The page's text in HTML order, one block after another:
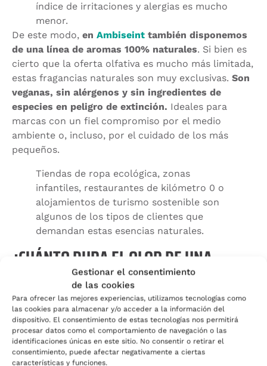
Gestionar el consentimiento
de las cookies
Para ofrecer las mejores experiencias, utilizamos tecnologías como
las cookies para almacenar y/o acceder a la información del
dispositivo. El consentimiento de estas tecnologías nos permitirá
procesar datos como el comportamiento de navegación o las
identificaciones únicas en este sitio. No consentir o retirar el
consentimiento, puede afectar negativamente a ciertas
características y funciones.
índice de irritaciones y alergias es mucho
menor.
De este modo, en Ambiseint también disponemos
de una línea de aromas 100% naturales. Si bien es
cierto que la oferta olfativa es mucho más limitada,
estas fragancias naturales son muy exclusivas. Son
veganas, sin alérgenos y sin ingredientes de
especies en peligro de extinción. Ideales para
marcas con un fiel compromiso por el medio
ambiente o, incluso, por el cuidado de los más
pequeños.
Tiendas de ropa ecológica, zonas
infantiles, restaurantes de kilómetro 0 o
alojamientos de turismo sostenible son
algunos de los tipos de clientes que
demandan estas esencias naturales.
¿CUÁNTO DURA EL OLOR DE UNA
FRAGANCIA NATURAL?
Cabe destacar quela potencia de un aroma natural
y su duración es más limitada. Las fragancias
sintéticas presentan una mayor durabilidad, ya que
disponen de fijadores sintéticos que se encargan de
estabilizar las esencias.